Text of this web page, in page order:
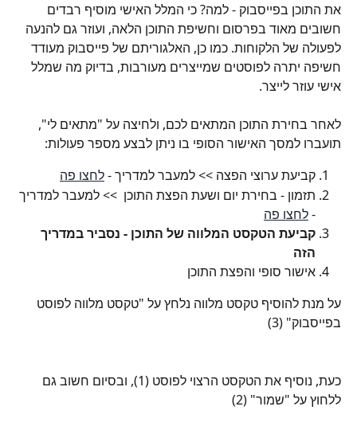
את התוכן בפייסבוק - למה? כי המלל האישי מוסיף רבדים
חשובים מאוד בפרסום וחשיפת התוכן הלאה, ועוזר גם להנעה
לפעולה של הלקוחות. כמו כן, האלגוריתם של פייסבוק מעודד
חשיפה יתרה לפוסטים שמייצרים מעורבות, בדיוק מה שמלל
אישי עוזר לייצר.
לאחר בחירת התוכן המתאים לכם, ולחיצה על "מתאים לי",
תועברו למסך האישור הסופי בו ניתן לבצע מספר פעולות:
קביעת ערוצי הפצה >> למעבר למדריך - לחצו פה
תזמון - בחירת יום ושעת הפצת התוכן  >> למעבר למדריך
- לחצו פה
קביעת הטקסט המלווה של התוכן - נסביר במדריך
הזה
אישור סופי והפצת התוכן
על מנת להוסיף טקסט מלווה נלחץ על "טקסט מלווה לפוסט
בפייסבוק" (3)
כעת, נוסיף את הטקסט הרצוי לפוסט (1), ובסיום חשוב גם
ללחוץ על "שמור" (2)